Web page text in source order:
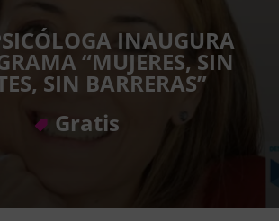
INAUGURA
“MUJERES, SIN
SIN BARRERAS”
Gratis